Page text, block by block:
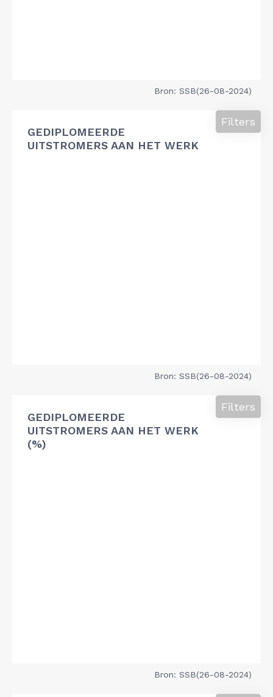
Bron: SSB(26-08-2024)
GEDIPLOMEERDE
UITSTROMERS AAN HET WERK
Filters
Bron: SSB(26-08-2024)
GEDIPLOMEERDE
UITSTROMERS AAN HET WERK
(%)
Filters
Bron: SSB(26-08-2024)